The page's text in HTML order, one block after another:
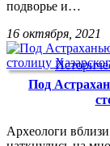
подворье и…
16 октября, 2021
Под
Археологи